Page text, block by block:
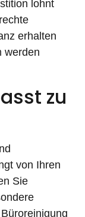
lohnt
erhalten
werden
zu
von Ihren
Sie